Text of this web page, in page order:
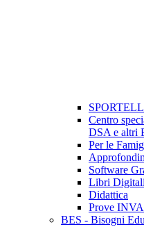
Centro
DSA e altri
Per le
Software
Libri Digitali
Didattica
Prove
BES - Bisogni